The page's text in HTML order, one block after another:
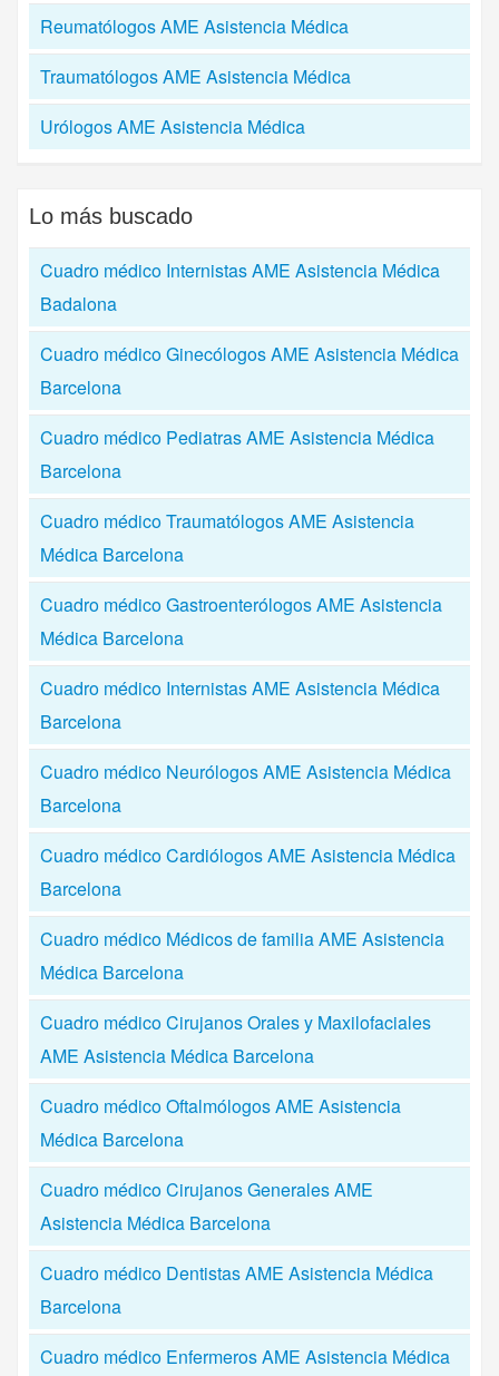
Reumatólogos AME Asistencia Médica
Traumatólogos AME Asistencia Médica
Urólogos AME Asistencia Médica
Lo más buscado
Cuadro médico Internistas AME Asistencia Médica
Badalona
Cuadro médico Ginecólogos AME Asistencia Médica
Barcelona
Cuadro médico Pediatras AME Asistencia Médica
Barcelona
Cuadro médico Traumatólogos AME Asistencia
Médica Barcelona
Cuadro médico Gastroenterólogos AME Asistencia
Médica Barcelona
Cuadro médico Internistas AME Asistencia Médica
Barcelona
Cuadro médico Neurólogos AME Asistencia Médica
Barcelona
Cuadro médico Cardiólogos AME Asistencia Médica
Barcelona
Cuadro médico Médicos de familia AME Asistencia
Médica Barcelona
Cuadro médico Cirujanos Orales y Maxilofaciales
AME Asistencia Médica Barcelona
Cuadro médico Oftalmólogos AME Asistencia
Médica Barcelona
Cuadro médico Cirujanos Generales AME
Asistencia Médica Barcelona
Cuadro médico Dentistas AME Asistencia Médica
Barcelona
Cuadro médico Enfermeros AME Asistencia Médica